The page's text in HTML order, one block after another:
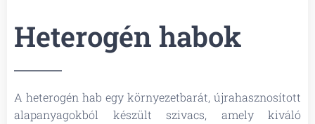
Heterogén habok
A heterogén hab egy környezetbarát, újrahasznosított
alapanyagokból készült szivacs, amely kiváló